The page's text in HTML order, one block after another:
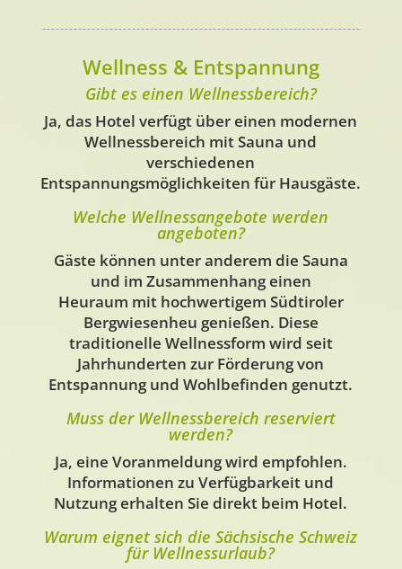
Wellness & Entspannung
Gibt es einen Wellnessbereich?
Ja, das Hotel verfügt über einen modernen
Wellnessbereich mit Sauna und
verschiedenen
Entspannungsmöglichkeiten für Hausgäste.
Welche Wellnessangebote werden
angeboten?
Gäste können unter anderem die Sauna
und im Zusammenhang einen
Heuraum mit hochwertigem Südtiroler
Bergwiesenheu genießen. Diese
traditionelle Wellnessform wird seit
Jahrhunderten zur Förderung von
Entspannung und Wohlbefinden genutzt.
Muss der Wellnessbereich reserviert
werden?
Ja, eine Voranmeldung wird empfohlen.
Informationen zu Verfügbarkeit und
Nutzung erhalten Sie direkt beim Hotel.
Warum eignet sich die Sächsische Schweiz
für Wellnessurlaub?